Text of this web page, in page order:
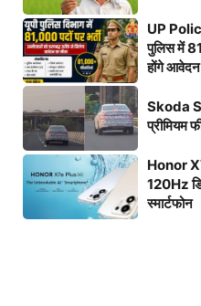
UP
पुलिस में
होंगे आवेदन
Skoda
प्रीमियम
Honor
120Hz
स्मार्टफोन